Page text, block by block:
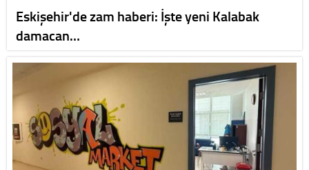
Eskişehir'de zam haberi: İşte yeni Kalabak
damacan…